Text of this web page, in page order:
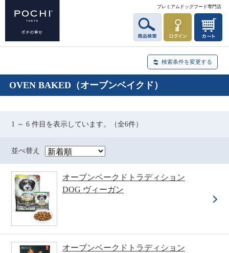
プレミアムドッグフード専門店
検索条件を変更する
OVEN BAKED（オーブンベイクド）
1 ～ 6 件目を表示しています。（全6件）
並べ替え
オーブンベークドトラディション
DOG ヴィーガン
オーブンベークドトラディション